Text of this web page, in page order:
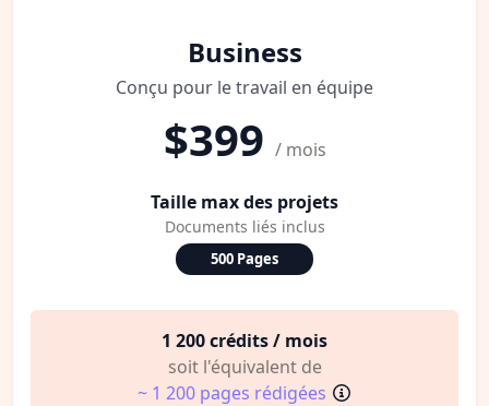
Business
Conçu pour le travail en équipe
$399 / mois
Taille max des projets
Documents liés inclus
500 Pages
1 200 crédits / mois
soit l'équivalent de
~ 1 200 pages rédigées